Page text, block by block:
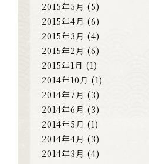
2015年5月 (5)
2015年4月 (6)
2015年3月 (4)
2015年2月 (6)
2015年1月 (1)
2014年10月 (1)
2014年7月 (3)
2014年6月 (3)
2014年5月 (1)
2014年4月 (3)
2014年3月 (4)